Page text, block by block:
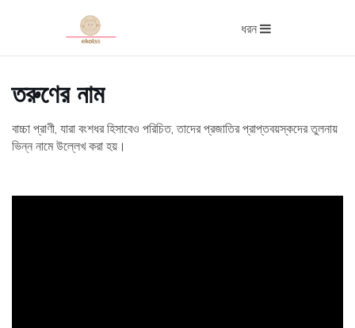
ধরন
তরুণের নাম
বাচ্চা প্রাণী, যারা বংশধর হিসাবেও পরিচিত, তাদের প্রজাতির প্রাপ্তবয়স্কদের তুলনায়
ভিন্ন নামে উল্লেখ করা হয়।